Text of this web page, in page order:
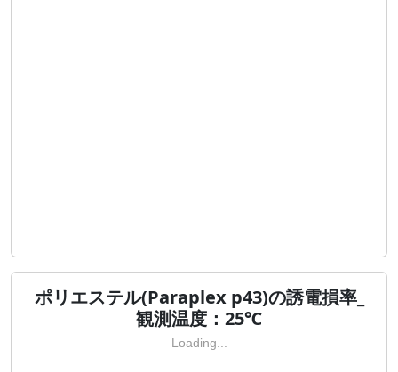
ポリエステル(Paraplex p43)の誘電損率_
観測温度：25℃
Loading...